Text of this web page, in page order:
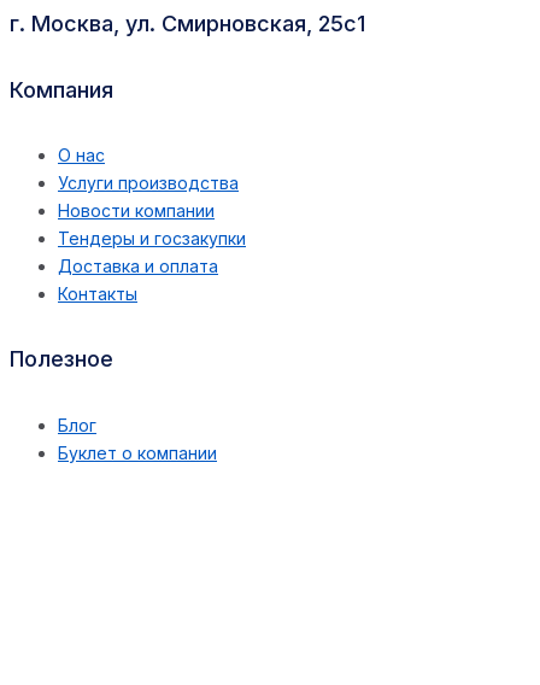
г. Москва, ул. Смирновская, 25с1
Компания
О нас
Услуги производства
Новости компании
Тендеры и госзакупки
Доставка и оплата
Контакты
Полезное
Блог
Буклет о компании